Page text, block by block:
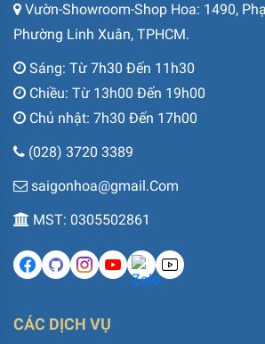
Vườn-Showroom-Shop Hoa: 1490,
Phường Linh Xuân, TPHCM.
Sáng: Từ 7h30 Đến 11h30
Chiều: Từ 13h00 Đến 19h00
Chủ nhật: 7h30 Đến 17h00
(028) 3720 3389
saigonhoa@gmail.Com
MST: 0305502861
CÁC DỊCH VỤ